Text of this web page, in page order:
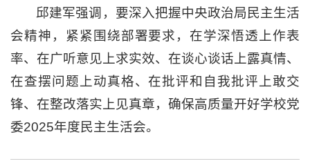
邱建军强调，要深入把握中央政治局民主生活
会精神，紧紧围绕部署要求，在学深悟透上作表
率、在广听意见上求实效、在谈心谈话上露真情、
在查摆问题上动真格、在批评和自我批评上敢交
锋、在整改落实上见真章，确保高质量开好学校党
委2025年度民主生活会。